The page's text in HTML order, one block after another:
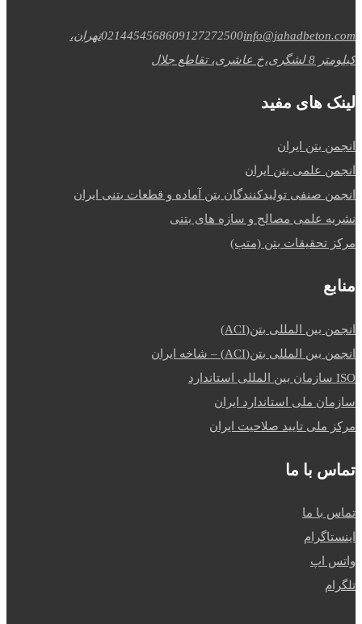
0214454568609127272500info@jahadbeton.com
تهران،
کیلومتر 8 لشگری،خ عاشری، تقاطع جلال
لینک های مفید
انجمن بتن ایران
انجمن علمی بتن ایران
انجمن صنفی تولیدکنندگان بتن آماده و قطعات بتنی ایران
نشریه علمی مصالح و سازه های بتنی
مرکز تحقیقات بتن (متب)
منابع
انجمن بین المللی بتن(ACI)
انجمن بین المللی بتن(ACI) – شاخه ایران
ISO سازمان بین المللی استاندارد
سازمان ملی استاندارد ایران
مرکز ملی تایید صلاحیت ایران
تماس با ما
تماس با ما
اینستاگرام
واتس اپ
تلگرام